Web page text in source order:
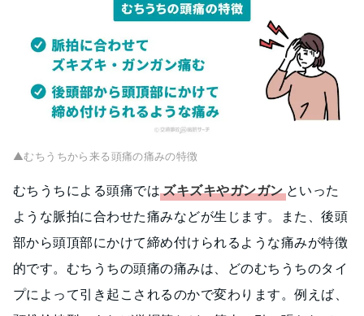
▲むちうちから来る頭痛の痛みの特徴
むちうちによる頭痛ではズキズキやガンガンといった
ような脈拍に合わせた痛みなどが生じます。また、後頭
部から頭頂部にかけて締め付けられるような痛みが特徴
的です。むちうちの頭痛の痛みは、どのむちうちのタイ
プによって引き起こされるのかで変わります。例えば、